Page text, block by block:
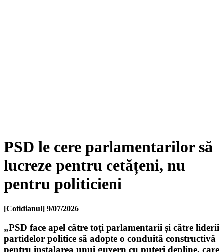
PSD le cere parlamentarilor să
lucreze pentru cetățeni, nu
pentru politicieni
[Cotidianul] 9/07/2026
„PSD face apel către toți parlamentarii și către liderii
partidelor politice să adopte o conduită constructivă
pentru instalarea unui guvern cu puteri depline, care